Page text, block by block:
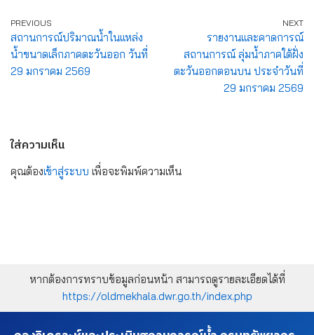
PREVIOUS
สถานการณ์ปริมาณน้ำในแหล่ง
น้ำขนาดเล็กภาคตะวันออก วันที่
29 มกราคม 2569
NEXT
รายงานและคาดการณ์
สถานการณ์ ลุ่มน้ำภาคใต้ฝั่ง
ตะวันออกตอนบน ประจำวันที่
29 มกราคม 2569
ใส่ความเห็น
คุณต้องเข้าสู่ระบบ เพื่อจะพิมพ์ความเห็น
หากต้องการทราบข้อมูลก่อนหน้า สามารถดูรายละเอียดได้ที่
https://oldmekhala.dwr.go.th/index.php